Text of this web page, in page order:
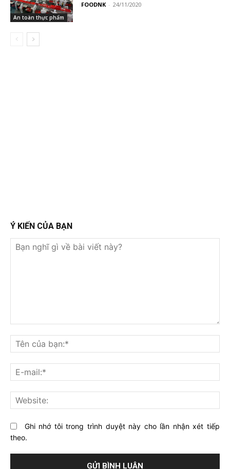
An toàn thực phẩm
FOODNK - 24/11/2020
Ý KIẾN CỦA BẠN
nghĩ
gì
về
bài
viết
này?
Ghi nhớ tôi trong trình duyệt này cho lần nhận xét tiếp
theo.